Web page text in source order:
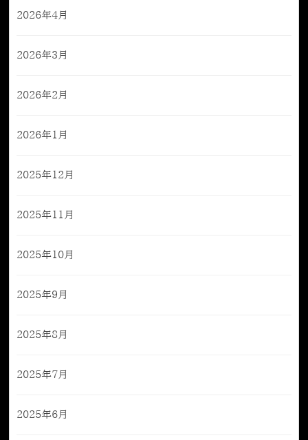
2026年4月
2026年3月
2026年2月
2026年1月
2025年12月
2025年11月
2025年10月
2025年9月
2025年8月
2025年7月
2025年6月